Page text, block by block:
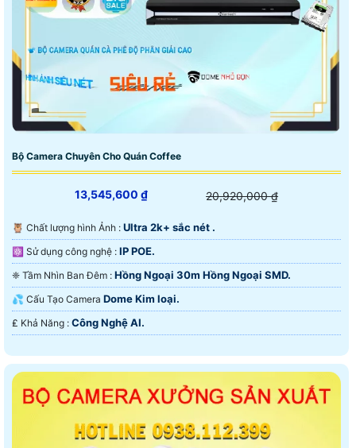
Bộ Camera Chuyên Cho Quán Coffee
13,545,600 ₫ 20,920,000 ₫
🦉 Chất lượng hình Ảnh : Ultra 2k+ sắc nét .
⚛️ Sử dụng công nghệ : IP POE.
❈ Tầm Nhìn Ban Đêm : Hồng Ngoại 30m Hồng Ngoại SMD.
💦 Cấu Tạo Camera Dome Kim loại.
️₤ Khả Năng : Công Nghệ AI.